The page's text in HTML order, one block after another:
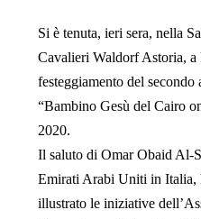
Si è tenuta, ieri sera, nella
Cavalieri Waldorf Astoria, a
festeggiamento del
“Bambino Gesù del Cairo
2020.
Il saluto di Omar Obaid Al-
Emirati Arabi Uniti in Italia,
illustrato le iniziative